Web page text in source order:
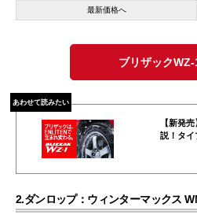
最新価格へ
ブリザック
あわせて読みたい
【新発
説！タイ
2.ダンロップ：ウィンターマックス